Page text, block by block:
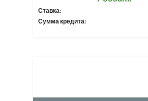
Ставка:
Сумма кредита: